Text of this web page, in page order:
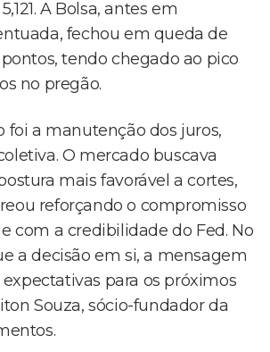
A Bolsa, antes em
fechou em queda de
pontos, tendo chegado ao pico
no pregão.
foi a manutenção dos juros,
O mercado buscava
mais favorável a cortes,
reforçando o compromisso
com a credibilidade do Fed. No
a decisão em si, a mensagem
para os próximos
Souza, sócio-fundador da